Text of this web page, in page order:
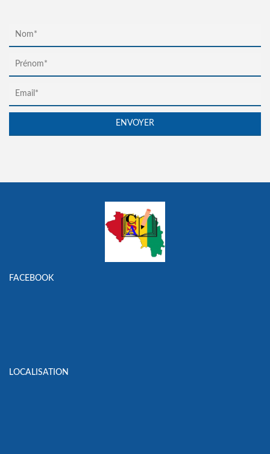
FACEBOOK
LOCALISATION